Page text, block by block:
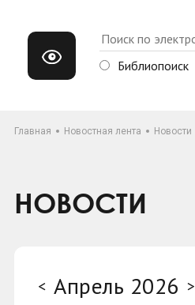
Библиопоиск
Главная Новостная лента Новости
НОВОСТИ
< Апрель 2026 >